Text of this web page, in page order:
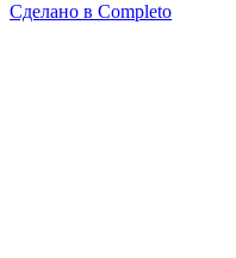
Сделано в Completo